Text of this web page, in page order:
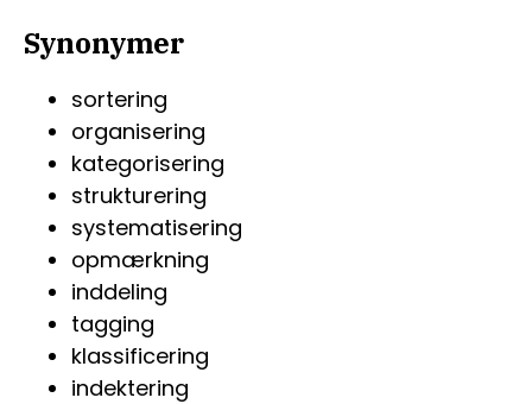
Synonymer
sortering
organisering
kategorisering
strukturering
systematisering
opmærkning
inddeling
tagging
klassificering
indektering